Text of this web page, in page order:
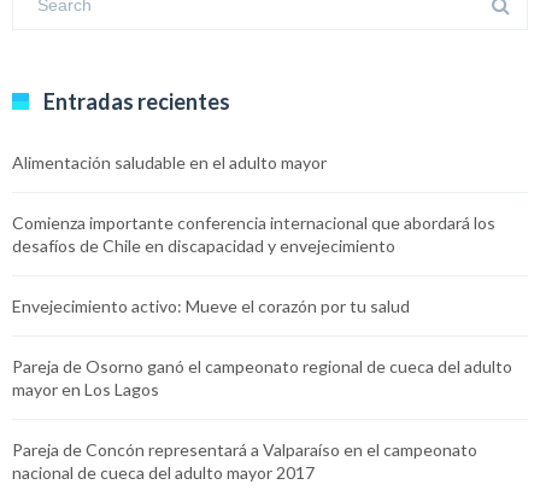
Entradas recientes
Alimentación saludable en el adulto mayor
Comienza importante conferencia internacional que abordará los
desafíos de Chile en discapacidad y envejecimiento
Envejecimiento activo: Mueve el corazón por tu salud
Pareja de Osorno ganó el campeonato regional de cueca del adulto
mayor en Los Lagos
Pareja de Concón representará a Valparaíso en el campeonato
nacional de cueca del adulto mayor 2017